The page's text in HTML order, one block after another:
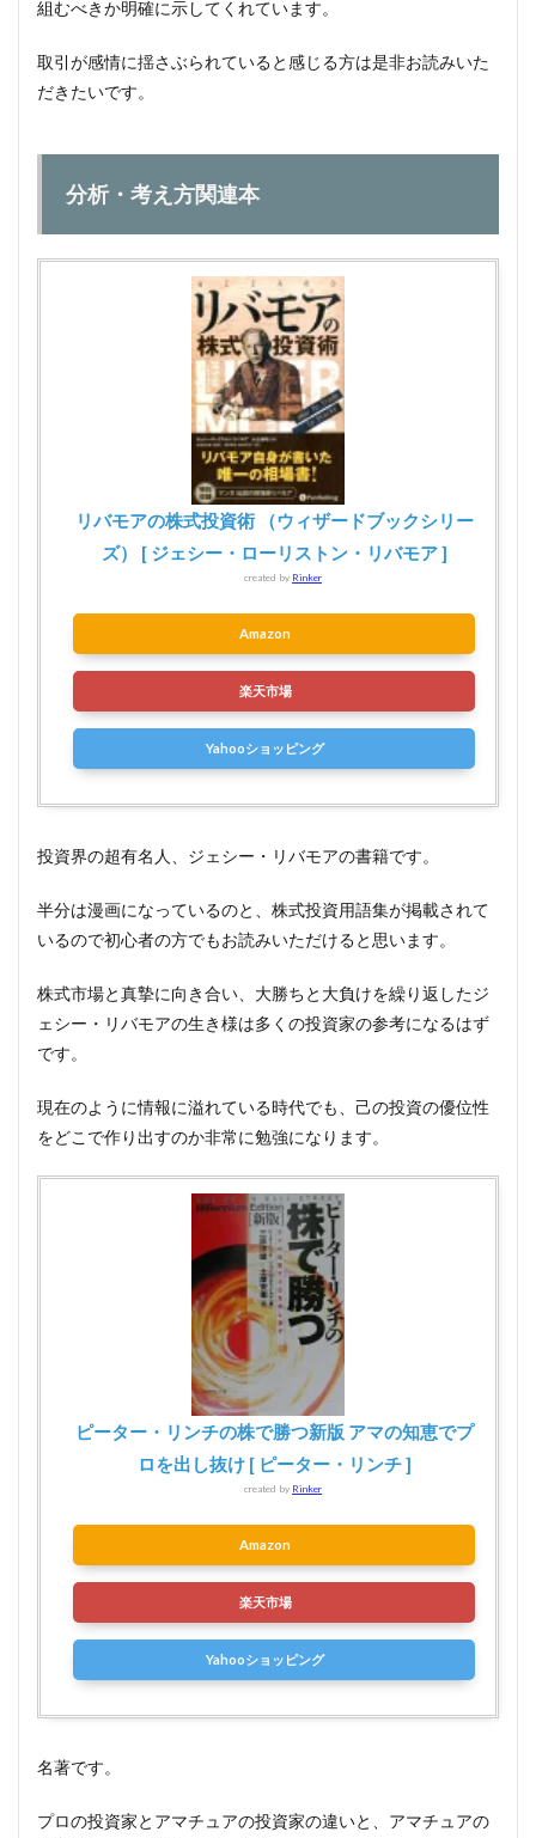
組むべきか明確に示してくれています。
取引が感情に揺さぶられていると感じる方は是非お読みいた
だきたいです。
分析・考え方関連本
リバモアの株式投資術 （ウィザードブックシリー
ズ） [ ジェシー・ローリストン・リバモア ]
created by Rinker
Amazon
楽天市場
Yahooショッピング
投資界の超有名人、ジェシー・リバモアの書籍です。
半分は漫画になっているのと、株式投資用語集が掲載されて
いるので初心者の方でもお読みいただけると思います。
株式市場と真摯に向き合い、大勝ちと大負けを繰り返したジ
ェシー・リバモアの生き様は多くの投資家の参考になるはず
です。
現在のように情報に溢れている時代でも、己の投資の優位性
をどこで作り出すのか非常に勉強になります。
ピーター・リンチの株で勝つ新版 アマの知恵でプ
ロを出し抜け [ ピーター・リンチ ]
created by Rinker
Amazon
楽天市場
Yahooショッピング
名著です。
プロの投資家とアマチュアの投資家の違いと、アマチュアの